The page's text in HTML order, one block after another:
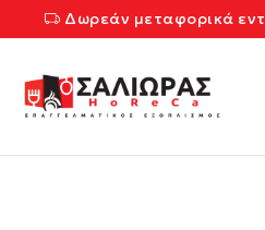
Δωρεάν μεταφορικά